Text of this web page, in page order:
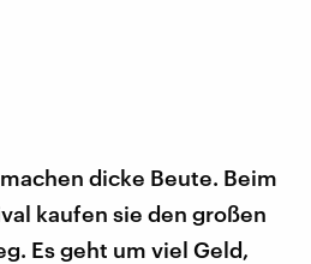
dicke Beute. Beim
kaufen sie den großen
Es geht um viel Geld,